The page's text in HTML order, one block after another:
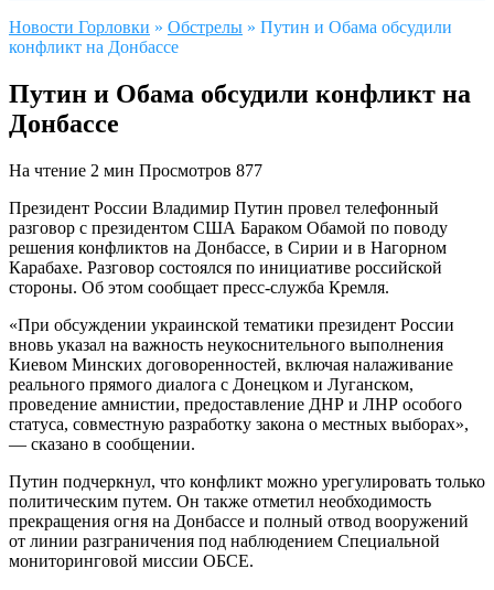
Новости Горловки » Обстрелы » Путин и Обама обсудили
конфликт на Донбассе
Путин и Обама обсудили конфликт на
Донбассе
На чтение 2 мин Просмотров 877
Президент России Владимир Путин провел телефонный
разговор с президентом США Бараком Обамой по поводу
решения конфликтов на Донбассе, в Сирии и в Нагорном
Карабахе. Разговор состоялся по инициативе российской
стороны. Об этом сообщает пресс-служба Кремля.
«При обсуждении украинской тематики президент России
вновь указал на важность неукоснительного выполнения
Киевом Минских договоренностей, включая налаживание
реального прямого диалога с Донецком и Луганском,
проведение амнистии, предоставление ДНР и ЛНР особого
статуса, совместную разработку закона о местных выборах»,
— сказано в сообщении.
Путин подчеркнул, что конфликт можно урегулировать только
политическим путем. Он также отметил необходимость
прекращения огня на Донбассе и полный отвод вооружений
от линии разграничения под наблюдением Специальной
мониторинговой миссии ОБСЕ.